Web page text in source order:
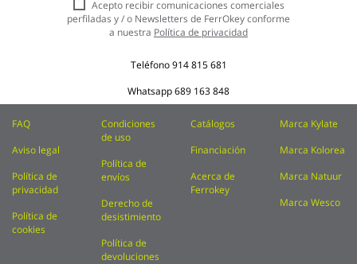
boletín
de
Acepto recibir comunicaciones comerciales
perfiladas y / o Newsletters de FerrOkey conforme
a nuestra Política de privacidad
Teléfono914 815 681
Whatsapp689 163 848
FAQ
Aviso legal
Política de
privacidad
Política de
cookies
Condiciones
de uso
Política de
envíos
Derecho de
desistimiento
Política de
devoluciones
Catálogos
Financiación
Acerca de
Ferrokey
Marca Kylate
Marca Kolorea
Marca Natuur
Marca Wesco